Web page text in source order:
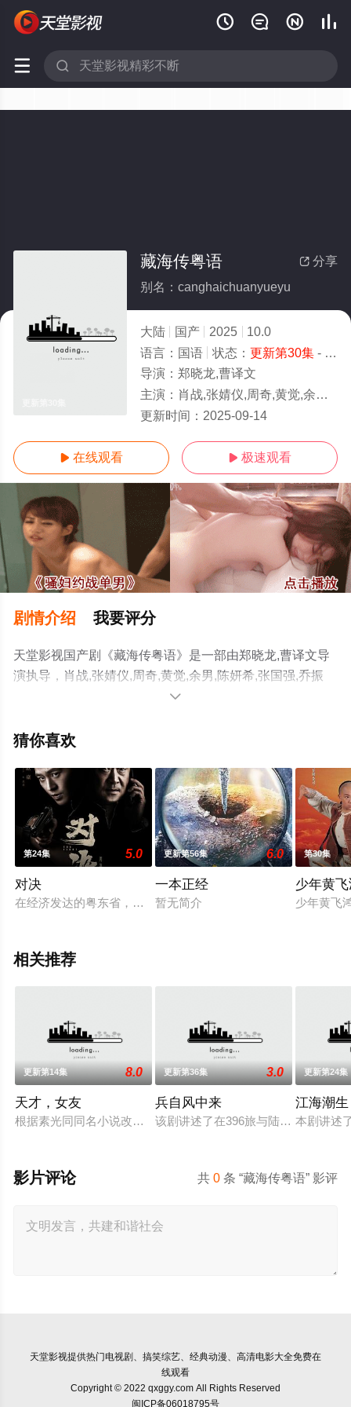
   
 
 分享
藏海传粤语
别名：canghaichuanyueyu
大陆 国产 2025
10.0
语言： 国语 状态： 更新第30集- 免费在线观看
导演： 郑晓龙,曹译文
主演： 肖战,张婧仪,周奇,黄觉,余男,陈妍希,张国强,乔振宇,田小洁,沙宝亮,张铎,白冰,赵
更新时间： 2025-09-14
 在线观看  极速观看
剧情介绍 我要评分
天堂影视国产剧《藏海传粤语》是一部由郑晓龙,曹译文导
演执导，肖战,张婧仪,周奇,黄觉,余男,陈妍希,张国强,乔振
宇,田小洁,沙宝亮,张铎,白冰,赵子琪,许龄月,柳明明,黄俊鹏,
博潇,武志强,李嘉鑫,应世鸣,伍姣,钟汉良等明星演员精彩演
全集就上天堂电影网，更多相关信息可移步至豆瓣电视
剧、电视猫或剧情网等平台了解。
。

猜你喜欢
第24集 5.0
对决
在经济发达的粤东省，罗元县却是个治安垫底的县城，席卷而
更新第56集 6.0
一本正经
暂无简介
第30集
少年黄
少年黄飞
相关推荐
更新第14集 8.0
天才，女友
根据素光同同名小说改编。江逾白长大以后，林知夏忽然对他
更新第36集 3.0
兵自风中来
该剧讲述了在396旅与陆军步兵学院
更新第24集
江海潮生
本剧讲述
共0 条 “藏海传粤语” 影评
影片评论
天堂影视提供热门电视剧、搞笑综艺、经典动漫、高清电影大全免费在
线观看
Copyright © 2022 qxggy.com All Rights Reserved
闽ICP备06018795号